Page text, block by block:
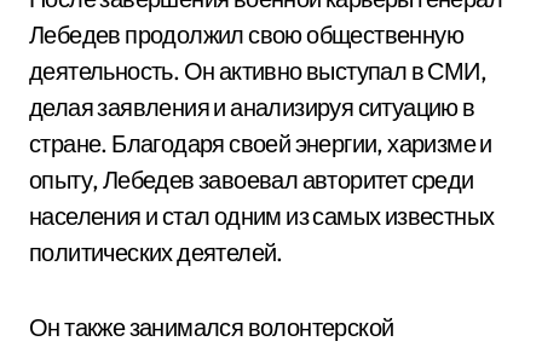
Лебедев продолжил свою общественную
деятельность. Он активно выступал в СМИ,
делая заявления и анализируя ситуацию в
стране. Благодаря своей энергии, харизме и
опыту, Лебедев завоевал авторитет среди
населения и стал одним из самых известных
политических деятелей.
Он также занимался волонтерской